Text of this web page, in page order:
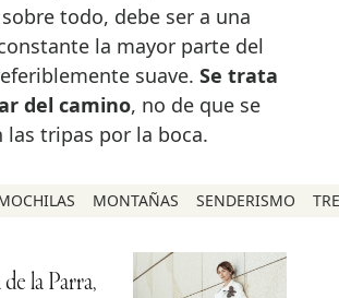
todo, debe ser a una
la mayor parte del
suave. Se trata
del camino, no de que se
las tripas por la boca.
MONTAÑAS SENDERISMO
la Parra,